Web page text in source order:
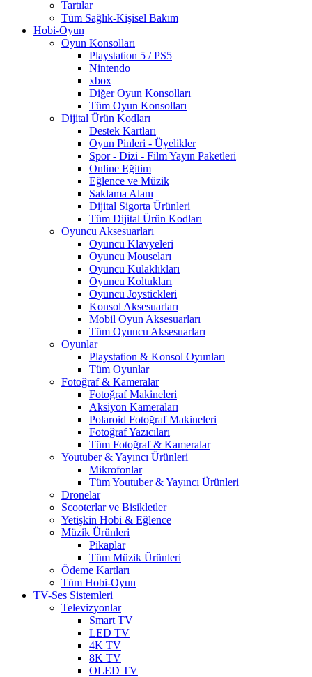
Tartılar
Tüm Sağlık-Kişisel Bakım
Hobi-Oyun
Oyun Konsolları
Playstation 5 / PS5
Nintendo
xbox
Diğer Oyun Konsolları
Tüm Oyun Konsolları
Dijital Ürün Kodları
Destek Kartları
Oyun Pinleri - Üyelikler
Spor - Dizi - Film Yayın Paketleri
Online Eğitim
Eğlence ve Müzik
Saklama Alanı
Dijital Sigorta Ürünleri
Tüm Dijital Ürün Kodları
Oyuncu Aksesuarları
Oyuncu Klavyeleri
Oyuncu Mouseları
Oyuncu Kulaklıkları
Oyuncu Koltukları
Oyuncu Joystickleri
Konsol Aksesuarları
Mobil Oyun Aksesuarları
Tüm Oyuncu Aksesuarları
Oyunlar
Playstation & Konsol Oyunları
Tüm Oyunlar
Fotoğraf & Kameralar
Fotoğraf Makineleri
Aksiyon Kameraları
Polaroid Fotoğraf Makineleri
Fotoğraf Yazıcıları
Tüm Fotoğraf & Kameralar
Youtuber & Yayıncı Ürünleri
Mikrofonlar
Tüm Youtuber & Yayıncı Ürünleri
Dronelar
Scooterlar ve Bisikletler
Yetişkin Hobi & Eğlence
Müzik Ürünleri
Pikaplar
Tüm Müzik Ürünleri
Ödeme Kartları
Tüm Hobi-Oyun
TV-Ses Sistemleri
Televizyonlar
Smart TV
LED TV
4K TV
8K TV
OLED TV